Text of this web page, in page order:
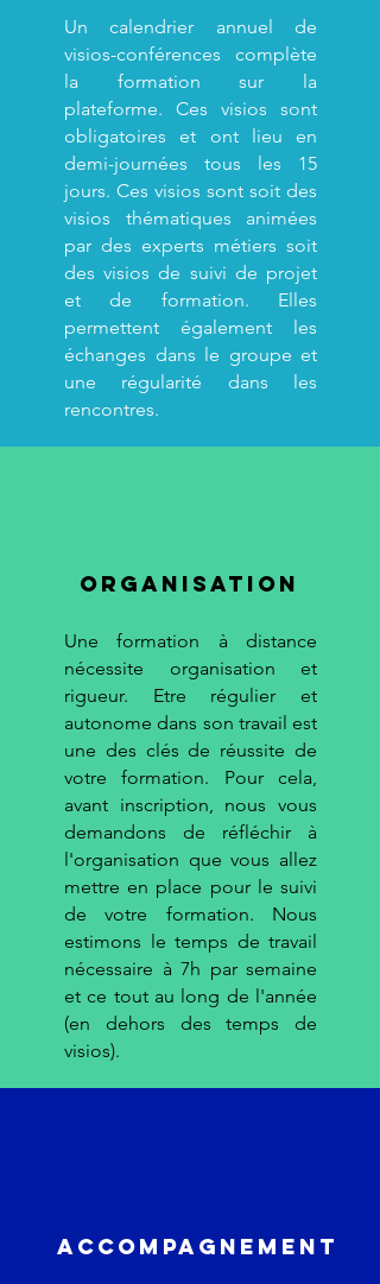
Un calendrier annuel de
visios-conférences complète
la formation sur la
plateforme. Ces visios sont
obligatoires et ont lieu en
demi-journées tous les 15
jours. Ces visios sont soit des
visios thématiques animées
par des experts métiers soit
des visios de suivi de projet
et de formation. Elles
permettent également les
échanges dans le groupe et
une régularité dans les
rencontres.
ORganisation
Une formation à distance
nécessite organisation et
rigueur. Etre régulier et
autonome dans son travail est
une des clés de réussite de
votre formation. Pour cela,
avant inscription, nous vous
demandons de réfléchir à
l'organisation que vous allez
mettre en place pour le suivi
de votre formation. Nous
estimons le temps de travail
nécessaire à 7h par semaine
et ce tout au long de l'année
(en dehors des temps de
visios).
Accompagnement